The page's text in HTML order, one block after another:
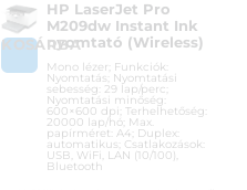
KOSÁRBA
HP LaserJet Pro
M209dw Instant Ink
nyomtató (Wireless)
Mono lézer; Funkciók:
Nyomtatás; Nyomtatási
sebesség: 29 lap/perc;
Nyomtatási minőség:
600×600 dpi; Terhelhetőség:
20000 lap/hó; Max.
papírméret: A4; Duplex:
automatikus; Csatlakozások:
USB, WiFi, LAN (10/100),
Bluetooth